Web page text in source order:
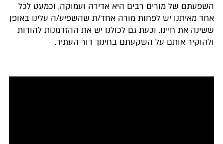
השפעתם של מורים רבים היא אדירה ועמוקה, וכמעט לכל
אחד מאיתנו יש לפחות מורה אחד/ת שהשפיע/ה עלינו באופן
ששינה את חיינו. וכעת גם לכולנו יש את ההזדמנות להודות
ולהוקיר אותם על השקעתם בחינוך דור העתיד.